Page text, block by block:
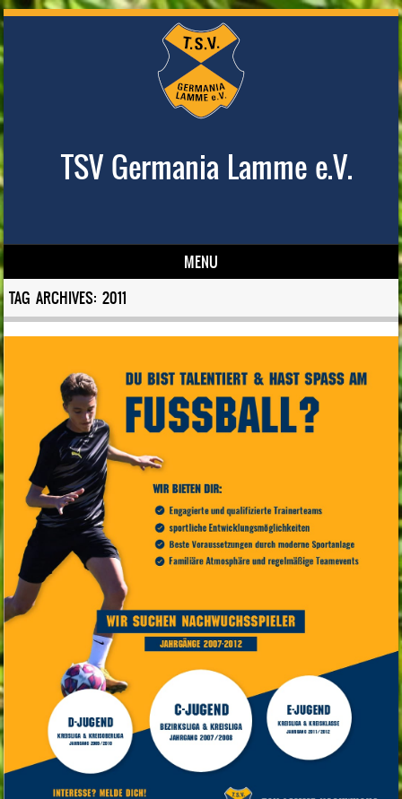
TSV Germania Lamme e.V.
MENU
Skip to content
TAG ARCHIVES:2011